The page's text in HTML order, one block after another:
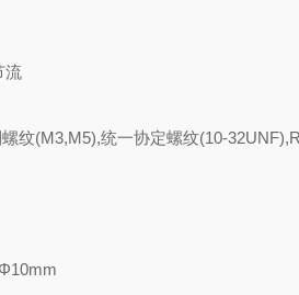
流
纹(M3,M5),统一协定螺纹(10-
Φ10mm